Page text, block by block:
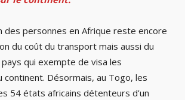
des personnes en Afrique reste encore
du coût du transport mais aussi du
qui exempte de visa les
Désormais, au Togo, les
54 états africains détenteurs d’un